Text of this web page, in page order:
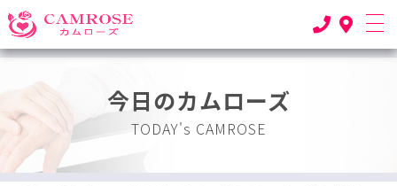
今日のカムローズ
TODAY's CAMROSE